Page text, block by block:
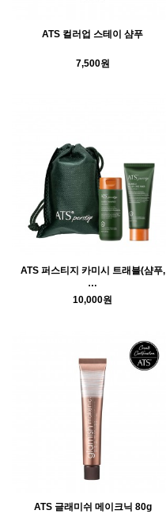
ATS 컬러업 스테이 샴푸
7,500원
ATS 퍼스티지 카미시 트래블(샴푸,
…
10,000원
ATS 글래미쉬 메이크닉 80g